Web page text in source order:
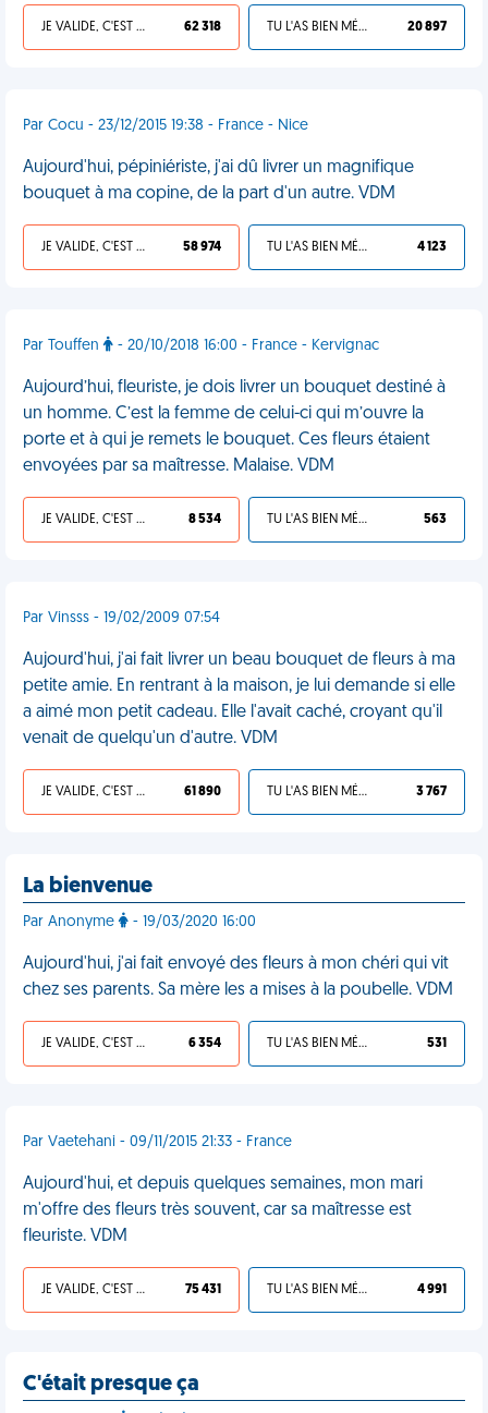
JE VALIDE, C'EST UNE VDM 62 318 TU L'AS BIEN MÉRITÉ 20 897
Par Cocu - 23/12/2015 19:38 - France - Nice
Aujourd'hui, pépiniériste, j'ai dû livrer un magnifique
bouquet à ma copine, de la part d'un autre. VDM
JE VALIDE, C'EST UNE VDM 58 974 TU L'AS BIEN MÉRITÉ 4 123
Par Touffen - 20/10/2018 16:00 - France - Kervignac
Aujourd’hui, fleuriste, je dois livrer un bouquet destiné à
un homme. C’est la femme de celui-ci qui m’ouvre la
porte et à qui je remets le bouquet. Ces fleurs étaient
envoyées par sa maîtresse. Malaise. VDM
JE VALIDE, C'EST UNE VDM 8 534 TU L'AS BIEN MÉRITÉ 563
Par Vinsss - 19/02/2009 07:54
Aujourd'hui, j'ai fait livrer un beau bouquet de fleurs à ma
petite amie. En rentrant à la maison, je lui demande si elle
a aimé mon petit cadeau. Elle l'avait caché, croyant qu'il
venait de quelqu'un d'autre. VDM
JE VALIDE, C'EST UNE VDM 61 890 TU L'AS BIEN MÉRITÉ 3 767
La bienvenue
Par Anonyme - 19/03/2020 16:00
Aujourd'hui, j'ai fait envoyé des fleurs à mon chéri qui vit
chez ses parents. Sa mère les a mises à la poubelle. VDM
JE VALIDE, C'EST UNE VDM 6 354 TU L'AS BIEN MÉRITÉ 531
Par Vaetehani - 09/11/2015 21:33 - France
Aujourd'hui, et depuis quelques semaines, mon mari
m'offre des fleurs très souvent, car sa maîtresse est
fleuriste. VDM
JE VALIDE, C'EST UNE VDM 75 431 TU L'AS BIEN MÉRITÉ 4 991
C'était presque ça